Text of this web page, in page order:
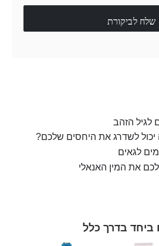
שלח לביקורת
לגיל הזהב
יכול לשדרג את היחסים שלכם?
לגאים
את המין האנאלי
ביחד בדרך כלל